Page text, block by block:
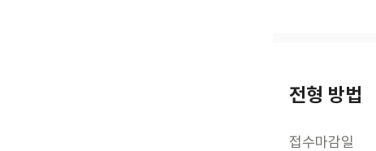
전형 방법
접수마감일